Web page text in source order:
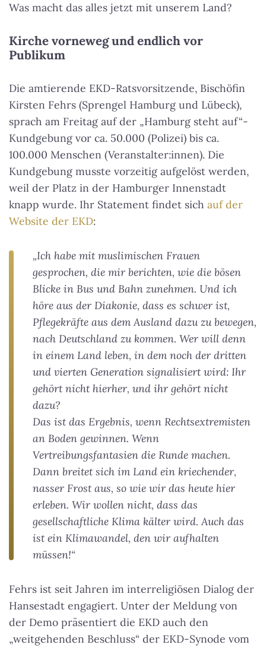
Was macht das alles jetzt mit unserem Land?
Kirche vorneweg und endlich vor
Publikum
Die amtierende EKD-Ratsvorsitzende, Bischöfin
Kirsten Fehrs (Sprengel Hamburg und Lübeck),
sprach am Freitag auf der „Hamburg steht auf“-
Kundgebung vor ca. 50.000 (Polizei) bis ca.
100.000 Menschen (Veranstalter:innen). Die
Kundgebung musste vorzeitig aufgelöst werden,
weil der Platz in der Hamburger Innenstadt
knapp wurde. Ihr Statement findet sich auf der
Website der EKD:
„Ich habe mit muslimischen Frauen
gesprochen, die mir berichten, wie die bösen
Blicke in Bus und Bahn zunehmen. Und ich
höre aus der Diakonie, dass es schwer ist,
Pflegekräfte aus dem Ausland dazu zu bewegen,
nach Deutschland zu kommen. Wer will denn
in einem Land leben, in dem noch der dritten
und vierten Generation signalisiert wird: Ihr
gehört nicht hierher, und ihr gehört nicht
dazu?
Das ist das Ergebnis, wenn Rechtsextremisten
an Boden gewinnen. Wenn
Vertreibungsfantasien die Runde machen.
Dann breitet sich im Land ein kriechender,
nasser Frost aus, so wie wir das heute hier
erleben. Wir wollen nicht, dass das
gesellschaftliche Klima kälter wird. Auch das
ist ein Klimawandel, den wir aufhalten
müssen!“
Fehrs ist seit Jahren im interreligiösen Dialog der
Hansestadt engagiert. Unter der Meldung von
der Demo präsentiert die EKD auch den
„weitgehenden Beschluss“ der EKD-Synode vom